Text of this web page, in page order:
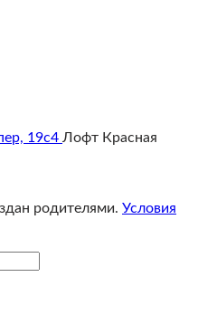
19с4 Лофт Красная
родителями. Условия